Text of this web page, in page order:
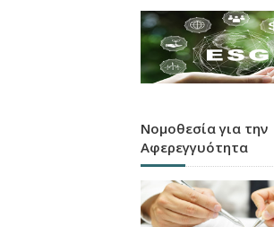
Νομοθεσία για την
Αφερεγγυότητα